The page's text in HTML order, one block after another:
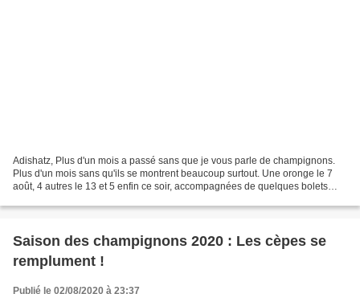
Adishatz, Plus d'un mois a passé sans que je vous parle de champignons.
Plus d'un mois sans qu'ils se montrent beaucoup surtout. Une oronge le 7
août, 4 autres le 13 et 5 enfin ce soir, accompagnées de quelques bolets
Saison des champignons 2020 : Les cèpes se
remplument !
Publié le 02/08/2020 à 23:37